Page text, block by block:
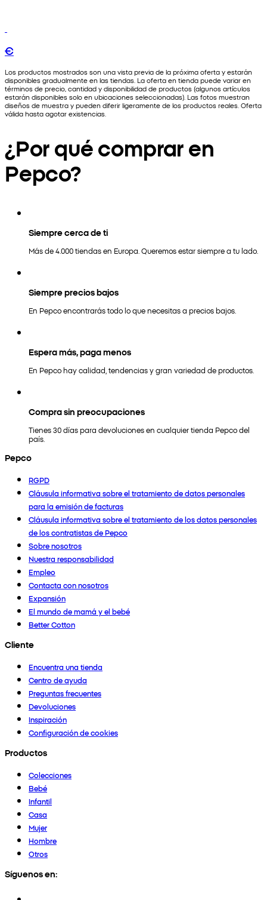
€
Los productos mostrados son una vista previa de la próxima oferta y estarán
disponibles gradualmente en las tiendas. La oferta en tienda puede variar en
términos de precio, cantidad y disponibilidad de productos (algunos artículos
estarán disponibles solo en ubicaciones seleccionadas). Las fotos muestran
diseños de muestra y pueden diferir ligeramente de los productos reales. Oferta
válida hasta agotar existencias.
¿Por qué comprar en
Pepco?
Siempre cerca de ti
Más de 4.000 tiendas en Europa. Queremos estar siempre a tu lado.
Siempre precios bajos
En Pepco encontrarás todo lo que necesitas a precios bajos.
Espera más, paga menos
En Pepco hay calidad, tendencias y gran variedad de productos.
Compra sin preocupaciones
Tienes 30 días para devoluciones en cualquier tienda Pepco del
país.
Pepco
RGPD
Cláusula informativa sobre el tratamiento de datos personales
para la emisión de facturas
Cláusula informativa sobre el tratamiento de los datos personales
de los contratistas de Pepco
Sobre nosotros
Nuestra responsabilidad
Empleo
Contacta con nosotros
Expansión
El mundo de mamá y el bebé
Better Cotton
Cliente
Encuentra una tienda
Centro de ayuda
Preguntas frecuentes
Devoluciones
Inspiración
Configuración de cookies
Productos
Colecciones
Bebé
Infantil
Casa
Mujer
Hombre
Otros
Síguenos en: